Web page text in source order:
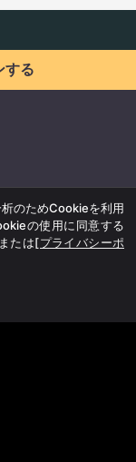
する
のためCookieを利用
の使用に同意する
または[プライバシーポ